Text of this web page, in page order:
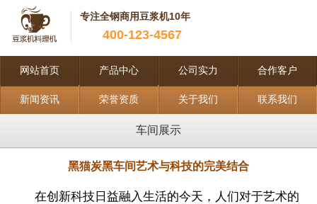
专注全钢商用豆浆机10年
400-123-4567
网站首页 产品中心 公司实力 合作客户
新闻资讯 荣誉资质 关于我们 联系我们
车间展示
黑猫炭黑车间艺术与科技的完美结合
在创新科技日益融入生活的今天，人们对于艺术的